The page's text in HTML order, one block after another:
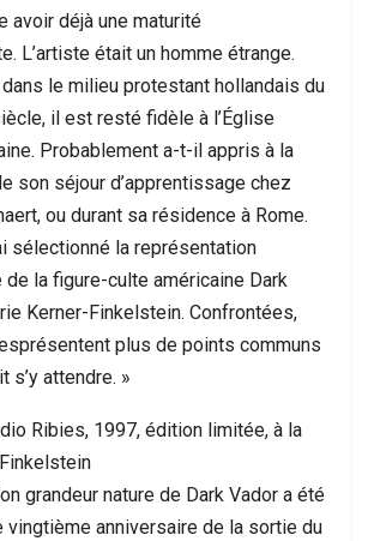
avoir déjà une maturité
L’artiste était un homme étrange.
dans le milieu protestant hollandais du
il est resté fidèle à l’Église
Probablement a-t-il appris à la
son séjour d’apprentissage chez
ou durant sa résidence à Rome.
sélectionné la représentation
de la figure-culte américaine Dark
Kerner-Finkelstein. Confrontées,
plus de points communs
s’y attendre. »
Ribies, 1997, édition limitée, à la
grandeur nature de Dark Vador a été
vingtième anniversaire de la sortie du